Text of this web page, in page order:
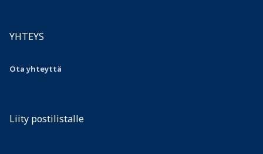
YHTEYS
Ota yhteyttä
Liity postilistalle